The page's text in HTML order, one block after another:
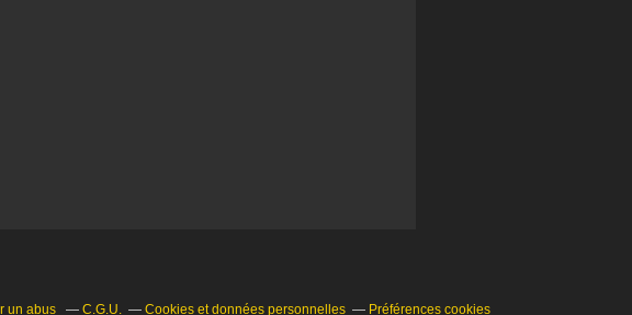
un abus C.G.U. Cookies et données personnelles Préférences cookies